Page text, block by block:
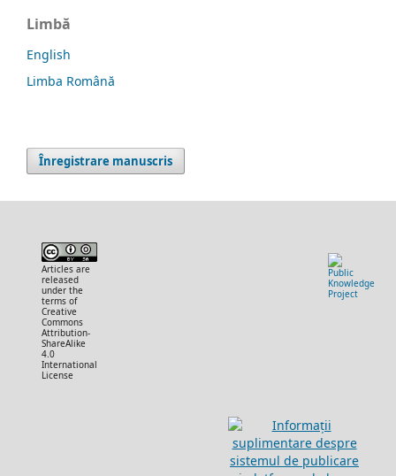
Limbă
English
Limba Română
Înregistrare manuscris
Articles are
released
under the
terms of
Creative
Commons
Attribution-
ShareAlike
4.0
International
License